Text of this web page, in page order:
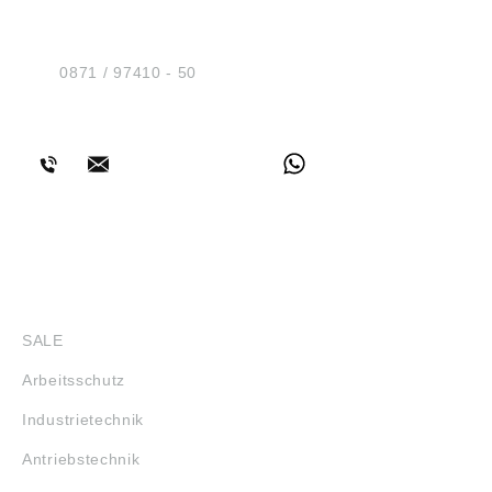
Tel.:0871 / 97410 - 50
SALE
Arbeitsschutz
Industrietechnik
Antriebstechnik